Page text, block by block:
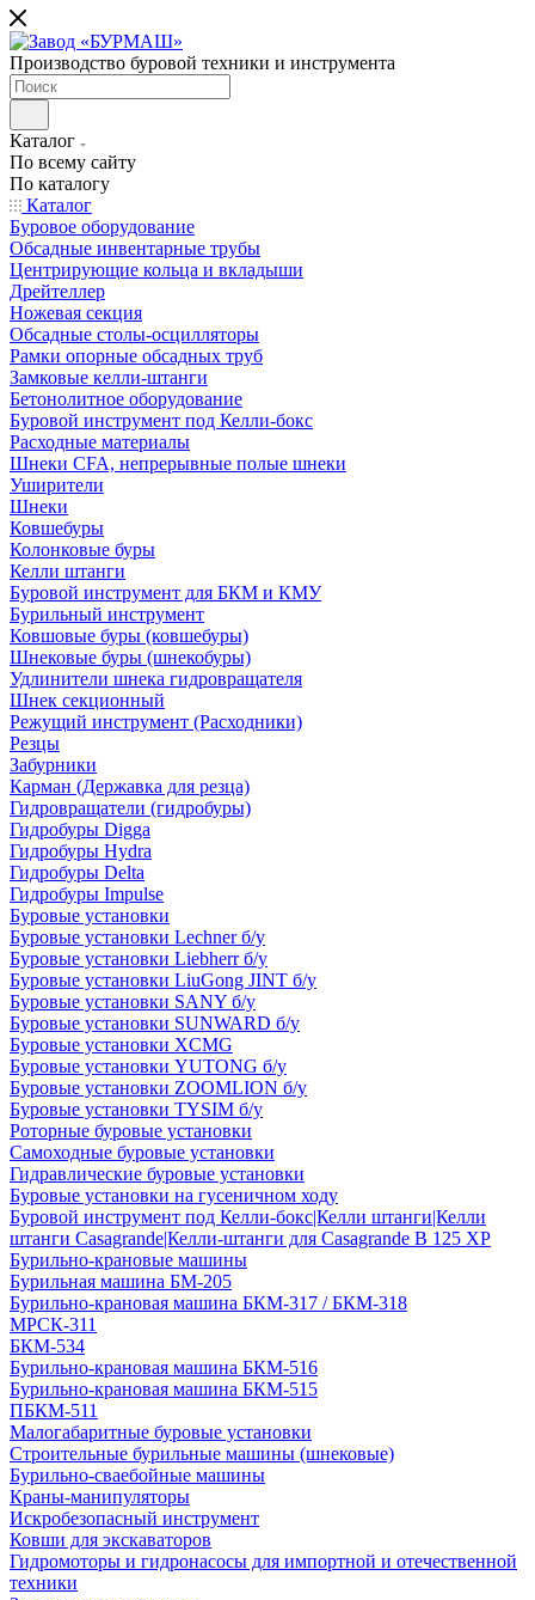
Производство буровой техники и инструмента
Каталог
По всему сайту
По каталогу
Каталог
Буровое оборудование
Обсадные инвентарные трубы
Центрирующие кольца и вкладыши
Дрейтеллер
Ножевая секция
Обсадные столы-осцилляторы
Рамки опорные обсадных труб
Замковые келли-штанги
Бетонолитное оборудование
Буровой инструмент под Келли-бокс
Расходные материалы
Шнеки CFA, непрерывные полые шнеки
Уширители
Шнеки
Ковшебуры
Колонковые буры
Келли штанги
Буровой инструмент для БКМ и КМУ
Бурильный инструмент
Ковшовые буры (ковшебуры)
Шнековые буры (шнекобуры)
Удлинители шнека гидровращателя
Шнек секционный
Режущий инструмент (Расходники)
Резцы
Забурники
Карман (Державка для резца)
Гидровращатели (гидробуры)
Гидробуры Digga
Гидробуры Hydra
Гидробуры Delta
Гидробуры Impulse
Буровые установки
Буровые установки Lechner б/у
Буровые установки Liebherr б/у
Буровые установки LiuGong JINT б/у
Буровые установки SANY б/у
Буровые установки SUNWARD б/у
Буровые установки XCMG
Буровые установки YUTONG б/у
Буровые установки ZOOMLION б/у
Буровые установки TYSIM б/у
Роторные буровые установки
Самоходные буровые установки
Гидравлические буровые установки
Буровые установки на гусеничном ходу
Буровой инструмент под Келли-бокс|Келли штанги|Келли
штанги Casagrande|Келли-штанги для Casagrande B 125 XP
Бурильно-крановые машины
Бурильная машина БМ-205
Бурильно-крановая машина БКМ-317 / БКМ-318
МРСК-311
БКМ-534
Бурильно-крановая машина БКМ-516
Бурильно-крановая машина БКМ-515
ПБКМ-511
Малогабаритные буровые установки
Строительные бурильные машины (шнековые)
Бурильно-сваебойные машины
Краны-манипуляторы
Искробезопасный инструмент
Ковши для экскаваторов
Гидромоторы и гидронасосы для импортной и отечественной
техники